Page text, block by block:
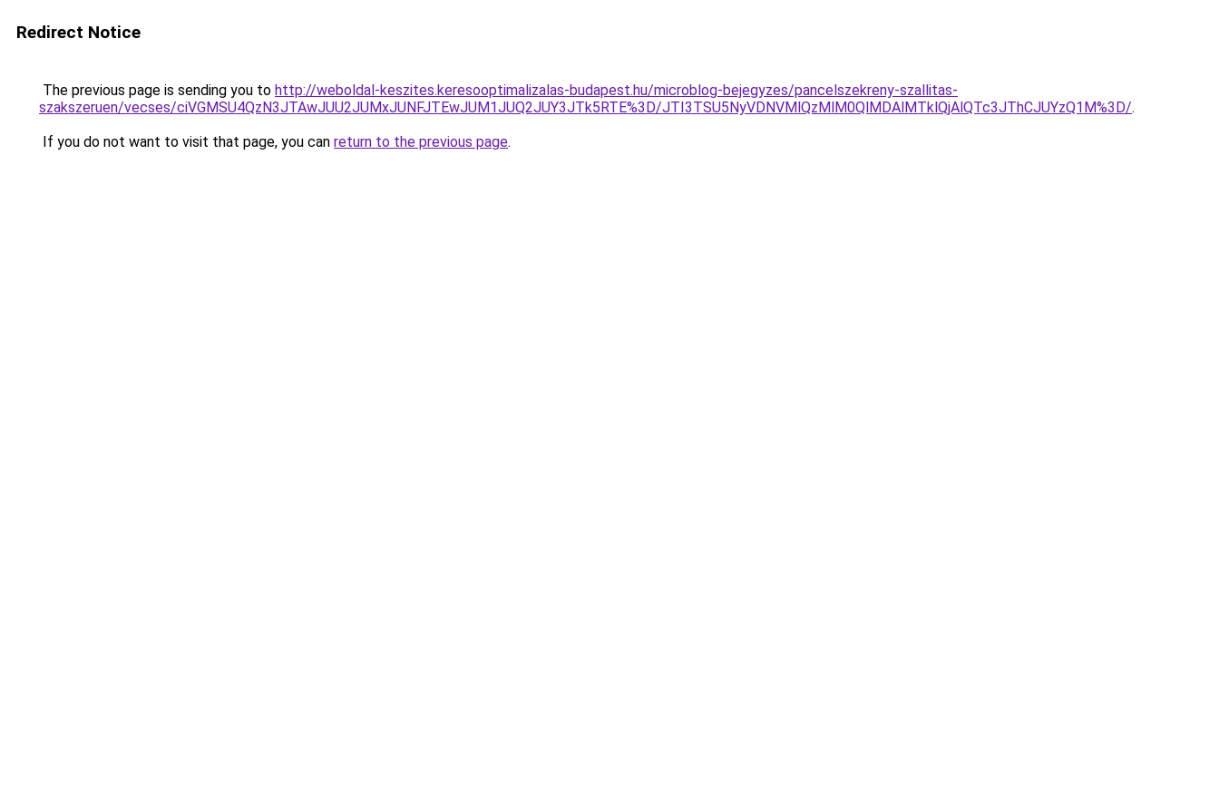
Redirect Notice
The previous page is sending you to http://weboldal-keszites.keresooptimalizalas-budapest.hu/microblog-bejegyzes/pancelszekreny-szallitas-
szakszeruen/vecses/ciVGMSU4QzN3JTAwJUU2JUMxJUNFJTEwJUM1JUQ2JUY3JTk5RTE%3D/JTI3TSU5NyVDNVMlQzMlM0QlMDAlMTklQjAlQTc3JThCJUYzQ1M%3D/.
If you do not want to visit that page, you can return to the previous page.